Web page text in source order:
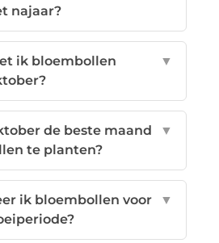
najaar?
ik bloembollen
▼
de beste maand
te planten?
▼
ik bloembollen voor
▼